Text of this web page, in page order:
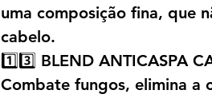
uma composição fina, que
cabelo.
1️⃣3️⃣ BLEND ANTICASPA
Combate fungos, elimina a